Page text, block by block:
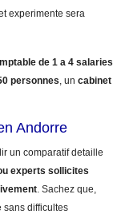
experimente sera
de 1 a 4 salaries
personnes, un cabinet
Andorre
un comparatif detaille
experts sollicites
. Sachez que,
sans difficultes